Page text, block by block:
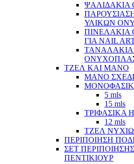
ΥΛΙΚΩΝ
ΓΙΑ NAIL
ΤΑΝΑΛΑΚΙΑ
ΤΖΕΛ ΚΑΙ ΜΑΝΟ
ΜΑΝΟ
5 mls
15 mls
ΤΡΙΦΑΣΙΚΑ
12 mls
ΤΖΕΛ
ΠΕΡΙΠΟΙΗΣΗ
ΣΕΤ
ΠΕΝΤΙΚΙΟΥΡ